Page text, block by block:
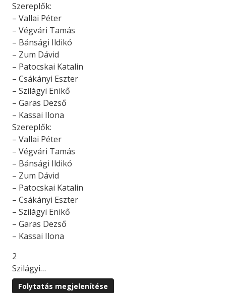
Szereplők:
– Vallai Péter
– Végvári Tamás
– Bánsági Ildikó
– Zum Dávid
– Patocskai Katalin
– Csákányi Eszter
– Szilágyi Enikő
– Garas Dezső
– Kassai Ilona
Szereplők:
– Vallai Péter
– Végvári Tamás
– Bánsági Ildikó
– Zum Dávid
– Patocskai Katalin
– Csákányi Eszter
– Szilágyi Enikő
– Garas Dezső
– Kassai Ilona
2
Szilágyi…
Folytatás megjelenítése